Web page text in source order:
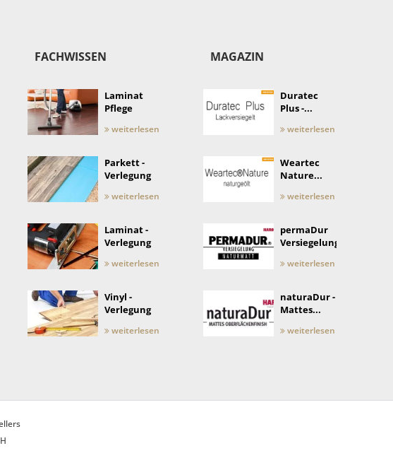
FACHWISSEN
Laminat
Pflege
weiterlesen
Parkett -
Verlegung
weiterlesen
Laminat -
Verlegung
weiterlesen
Vinyl -
Verlegung
weiterlesen
MAGAZIN
Duratec
Plus -...
weiterlesen
Weartec
Nature...
weiterlesen
permaDur
Versiegelung
weiterlesen
naturaDur -
Mattes...
weiterlesen